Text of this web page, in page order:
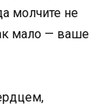
молчите не
мало — ваше